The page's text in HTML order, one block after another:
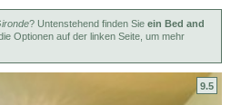
? Untenstehend finden Sie ein Bed and
Optionen auf der linken Seite, um mehr
9.5